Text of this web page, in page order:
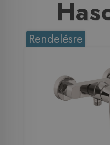
Rendelésre